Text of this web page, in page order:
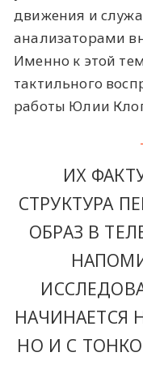
движения и
анализаторами
Именно к этой
тактильного
работы Юлии
ИХ
СТРУКТУРА
ОБРАЗ В
НАЧИНАЕТСЯ
НО И С